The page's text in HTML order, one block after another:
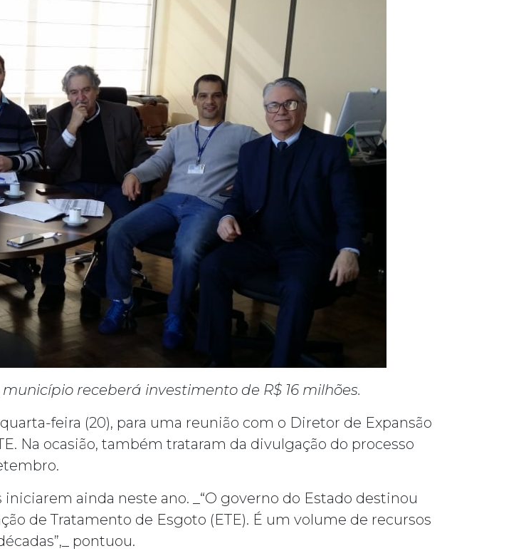
receberá investimento de R$ 16 milhões.
feira (20), para uma reunião com o Diretor de Expansão
Na ocasião, também trataram da divulgação do processo
ainda neste ano. _“O governo do Estado destinou
de Tratamento de Esgoto (ETE). É um volume de recursos
pontuou.